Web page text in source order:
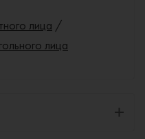
лица /
лица